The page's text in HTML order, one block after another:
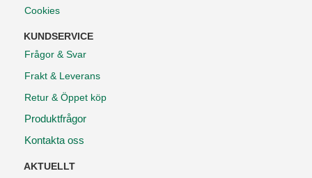
Cookies
KUNDSERVICE
Frågor & Svar
Frakt & Leverans
Retur & Öppet köp
Produktfrågor
Kontakta oss
AKTUELLT